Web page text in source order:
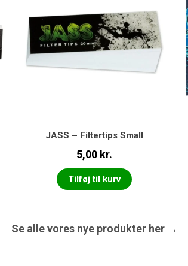
JASS – Filtertips Small
5,00 kr.
Tilføj til kurv
Se alle vores nye produkter her →